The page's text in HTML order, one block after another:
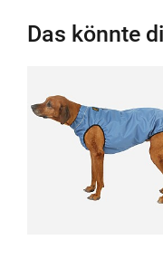
n
m
t
Das könnte